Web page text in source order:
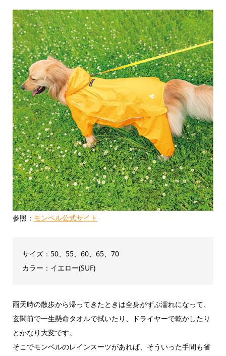
参照： モンベル公式サイト
サイズ：50、55、60、65、70
カラー：イエロー(SUF)
雨天時の散歩から帰ってきたときは全身がずぶ濡れになって、
玄関前で一生懸命タオルで拭いたり、ドライヤーで乾かしたり
とかなり大変です。
そこでモンベルのレインスーツがあれば、そういった手間も省